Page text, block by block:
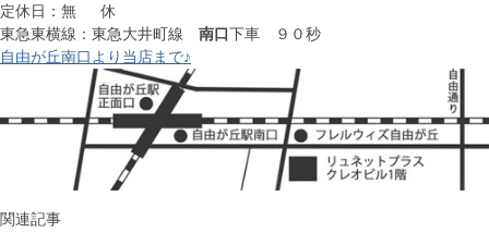
定休日：無 休
東急東横線：東急大井町線 南口下車 ９０秒
自由が丘南口より当店まで♪
関連記事